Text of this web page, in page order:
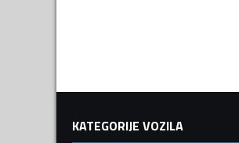
KATEGORIJE VOZILA